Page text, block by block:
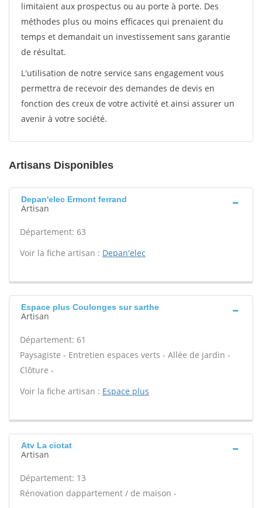
limitaient aux prospectus ou au porte à porte. Des
méthodes plus ou moins efficaces qui prenaient du
temps et demandait un investissement sans garantie
de résultat.
L'utilisation de notre service sans engagement vous
permettra de recevoir des demandes de devis en
fonction des creux de votre activité et ainsi assurer un
avenir à votre société.
Artisans Disponibles
Depan'elec Ermont ferrand
Artisan
Département: 63
Voir la fiche artisan : Depan'elec
Espace plus Coulonges sur sarthe
Artisan
Département: 61
Paysagiste - Entretien espaces verts - Allée de jardin -
Clôture -
Voir la fiche artisan : Espace plus
Atv La ciotat
Artisan
Département: 13
Rénovation dappartement / de maison -